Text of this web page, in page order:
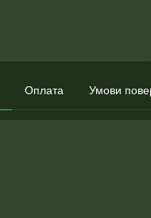
Оплата Умови